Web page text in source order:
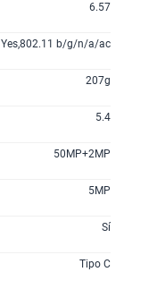
6.57
Yes,802.11 b/g/n/a/ac
207g
5.4
50MP+2MP
5MP
Sí
Tipo C